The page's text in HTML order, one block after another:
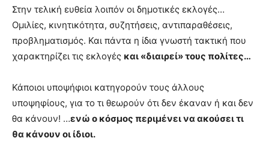
Στην τελική ευθεία λοιπόν οι δημοτικές εκλογές…
Ομιλίες, κινητικότητα, συζητήσεις, αντιπαραθέσεις,
προβληματισμός. Και πάντα η ίδια γνωστή τακτική που
χαρακτηρίζει τις εκλογές και «διαιρεί» τους πολίτες…
Κάποιοι υποψήφιοι κατηγορούν τους άλλους
υποψηφίους, για το τι θεωρούν ότι δεν έκαναν ή και δεν
θα κάνουν! …ενώ ο κόσμος περιμένει να ακούσει τι
θα κάνουν οι ίδιοι.